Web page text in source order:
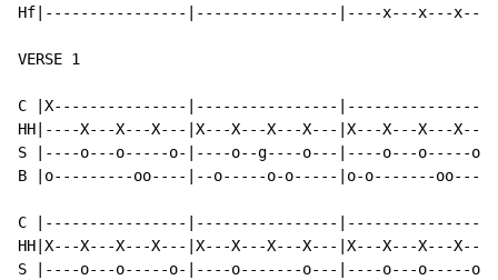
Hf|----------------|----------------|----x---x---x---
VERSE 1
C |X---------------|----------------
HH|----X---X---X---|X---X---X---X---|X---X---X---
S |----o---o-----o-|----o--g----o---|----o---o-----
B |o---------oo----|--o-----o-o-----|o-o-------
C |----------------|----------------
HH|X---X---X---X---|X---X---X---X---|X---X---X---
S |----o---o-----o-|----o-------o---|----o---o-----o-